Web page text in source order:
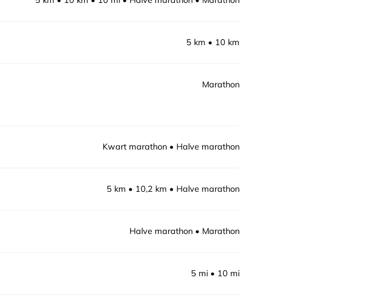
5 km 10 km
Marathon
Kwart marathon Halve marathon
5 km 10,2 km Halve marathon
Halve marathon Marathon
5 mi 10 mi